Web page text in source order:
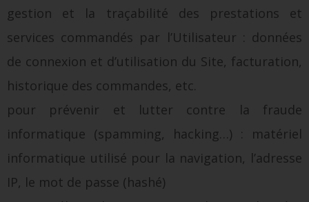
gestion et la traçabilité des prestations et
services commandés par l’Utilisateur : données
de connexion et d’utilisation du Site, facturation,
historique des commandes, etc.
pour prévenir et lutter contre la fraude
informatique (spamming, hacking…) : matériel
informatique utilisé pour la navigation, l’adresse
IP, le mot de passe (hashé)